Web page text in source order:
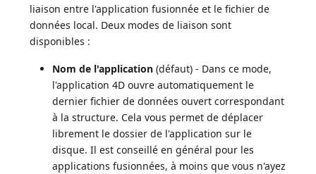
liaison entre l'application fusionnée et le fichier de
données local. Deux modes de liaison sont
disponibles :
Nom de l'application (défaut) - Dans ce mode,
l'application 4D ouvre automatiquement le
dernier fichier de données ouvert correspondant
à la structure. Cela vous permet de déplacer
librement le dossier de l'application sur le
disque. Il est conseillé en général pour les
applications fusionnées, à moins que vous n'ayez